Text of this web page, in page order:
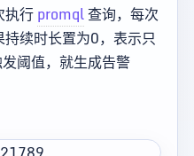
执行promql查询，每次
续时长置为0，表示只
阈值，就生成告警